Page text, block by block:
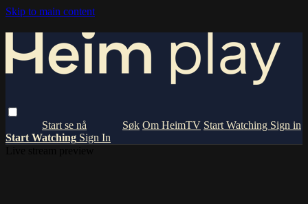
Skip to main content
Om HeimTV Start Watching Sign in
Start Watching Sign In